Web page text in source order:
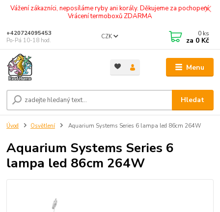
Vážení zákazníci, neposíláme ryby ani korály. Děkujeme za pochopení.
Vrácení termoboxů ZDARMA
Menu
CZK
Hledat
+420724095453
Po-Pá 10-18 hod.
0 ks
za 0 Kč
Úvod Osvětlení Aquarium Systems Series 6 lampa led 86cm 264W
Aquarium Systems Series 6
lampa led 86cm 264W